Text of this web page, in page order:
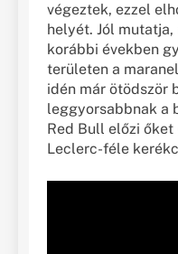
végeztek, ezzel
helyét. Jól
korábbi években
területen a
idén már ötödször
leggyorsabbnak a
Red Bull előzi őket
Leclerc-féle